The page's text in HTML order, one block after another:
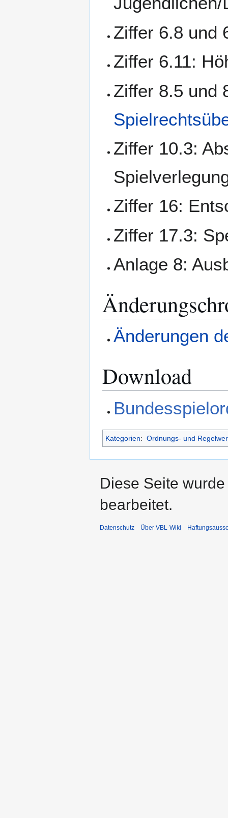
Ziffer 6.8 und
Ziffer 6.11:
Ziffer 8.5 und
Ziffer 10.3:
Ziffer 16:
Ziffer 17.3:
Anlage 8:
Änderungen
Download
Kategorien: Ordnungs- und
Diese Seite
bearbeitet.
Datenschutz Über VBL-Wiki